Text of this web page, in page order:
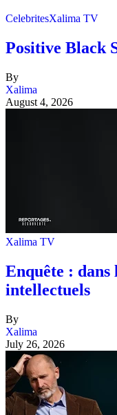
CelebritesXalima TV
Positive Black
By
Xalima
August 4, 2026
Xalima TV
Enquête : dans
intellectuels
By
Xalima
July 26, 2026